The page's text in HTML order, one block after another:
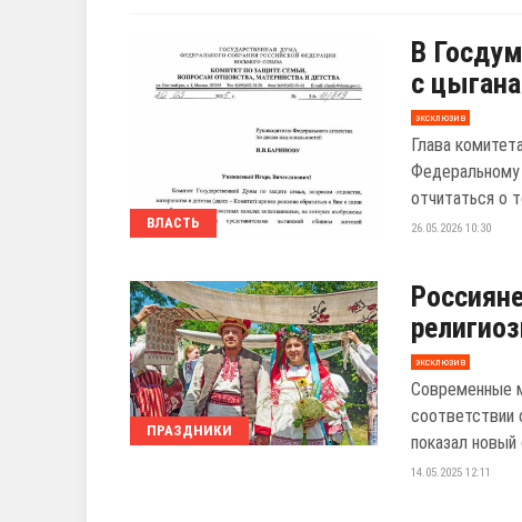
ВЛАСТЬ
В
с
эксклюзив
Глава
Федеральному
отчитаться о
26.05.2026 10:30
ПРАЗДНИКИ
эксклюзив
Современные
соответствии
показал
14.05.2025 12:11